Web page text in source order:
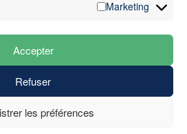
Marketing
Accepter
Refuser
les préférences